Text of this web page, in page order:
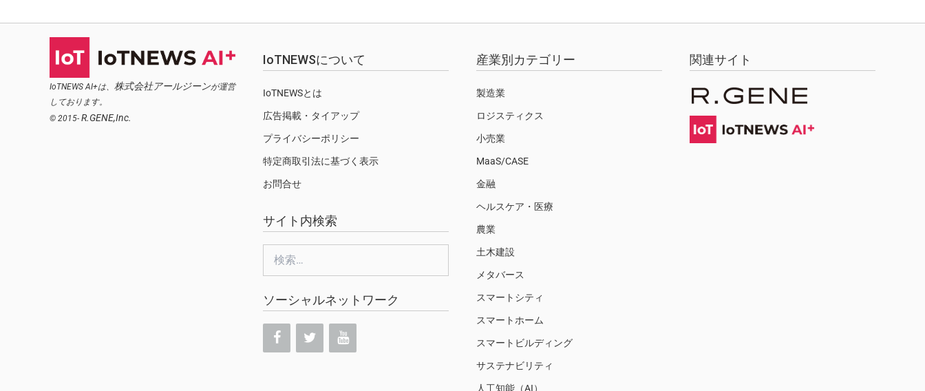
IoTNEWS AI+は、 株式会社アールジーンが運営
しております。
© 2015- R.GENE,Inc.
IoTNEWSについて
IoTNEWSとは
広告掲載・タイアップ
プライバシーポリシー
特定商取引法に基づく表示
お問合せ
サイト内検索
ソーシャルネットワーク
産業別カテゴリー
製造業
ロジスティクス
小売業
MaaS/CASE
金融
ヘルスケア・医療
農業
土木建設
メタバース
スマートシティ
スマートホーム
スマートビルディング
サステナビリティ
人工知能（AI）
関連サイト